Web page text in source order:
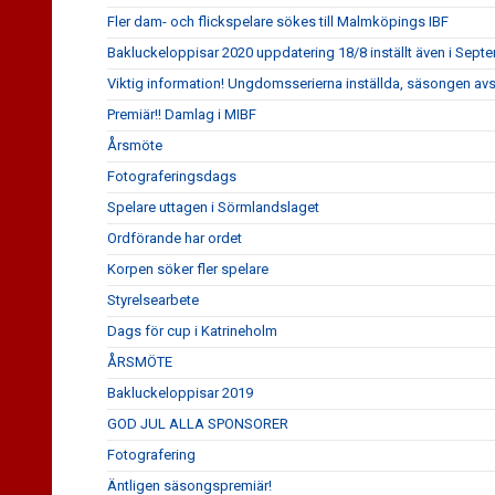
Fler dam- och flickspelare sökes till Malmköpings IBF
Bakluckeloppisar 2020 uppdatering 18/8 inställt även i
Viktig information! Ungdomsserierna inställda, säsongen
Premiär!! Damlag i MIBF
Årsmöte
Fotograferingsdags
Spelare uttagen i Sörmlandslaget
Ordförande har ordet
Korpen söker fler spelare
Styrelsearbete
Dags för cup i Katrineholm
ÅRSMÖTE
Bakluckeloppisar 2019
GOD JUL ALLA SPONSORER
Fotografering
Äntligen säsongspremiär!